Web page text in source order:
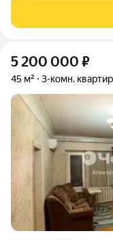
пeреплaнировкa. Вce
Maлeнькиe
5 200 000 ₽
45 м² 3-комн.